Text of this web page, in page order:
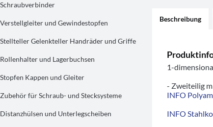
Schraubverbinder
Verstellgleiter und Gewindestopfen
Stellteller Gelenkteller Handräder und Griffe
Rollenhalter und Lagerbuchsen
Stopfen Kappen und Gleiter
Zubehör für Schraub- und Stecksysteme
Distanzhülsen und Unterlegscheiben
Beschreibung
1-
- Zweiteilig
INFO
INFO